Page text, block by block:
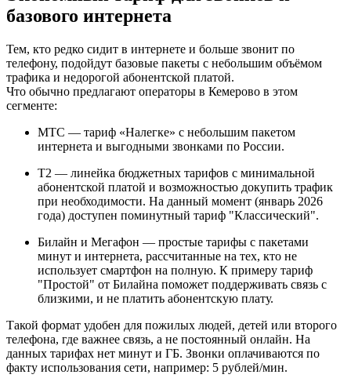
базового интернета
Тем, кто редко сидит в интернете и больше звонит по
телефону, подойдут базовые пакеты с небольшим объёмом
трафика и недорогой абонентской платой.
Что обычно предлагают операторы в Кемерово в этом
сегменте:
МТС — тариф «Налегке» с небольшим пакетом
интернета и выгодными звонками по России.​
Т2 — линейка бюджетных тарифов с минимальной
абонентской платой и возможностью докупить трафик
при необходимости.​ На данный момент (январь 2026
года) доступен поминутный тариф "Классический".
Билайн и Мегафон — простые тарифы с пакетами
минут и интернета, рассчитанные на тех, кто не
использует смартфон на полную. К примеру тариф
"Простой" от Билайна поможет поддерживать связь с
близкими, и не платить абонентскую плату.
Такой формат удобен для пожилых людей, детей или второго
телефона, где важнее связь, а не постоянный онлайн. На
данных тарифах нет минут и ГБ. Звонки оплачиваются по
факту использования сети, например: 5 рублей/мин.